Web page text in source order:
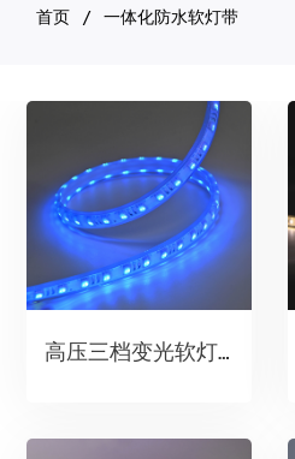
首页 一体化防水软灯带
高压三档变光软灯带